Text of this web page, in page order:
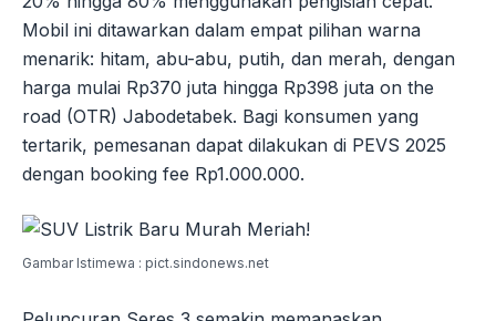
Mobil ini ditawarkan dalam empat pilihan warna
menarik: hitam, abu-abu, putih, dan merah, dengan
harga mulai Rp370 juta hingga Rp398 juta on the
road (OTR) Jabodetabek. Bagi konsumen yang
tertarik, pemesanan dapat dilakukan di PEVS 2025
dengan booking fee Rp1.000.000.
Gambar Istimewa : pict.sindonews.net